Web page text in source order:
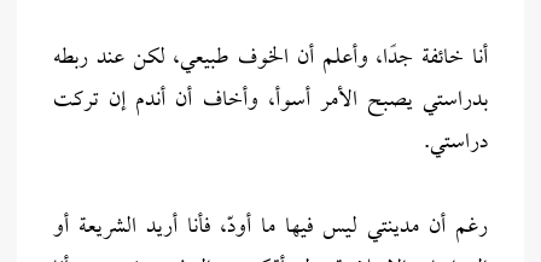
أنا خائفة جدًا، وأعلم أن الخوف طبيعي، لكن عند ربطه
بدراستي يصبح الأمر أسوأ، وأخاف أن أندم إن تركت
دراستي.
رغم أن مدينتي ليس فيها ما أودّ، فأنا أريد الشريعة أو